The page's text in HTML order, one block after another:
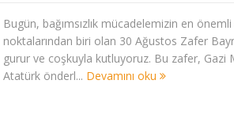
Bugün, bağımsızlık mücadelemizin en
noktalarından biri olan 30 Ağustos Zafer
gurur ve coşkuyla kutluyoruz. Bu zafer, Gazi
Atatürk önderl... Devamını oku